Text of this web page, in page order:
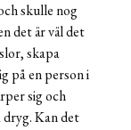
skulle nog
det är väl det
skapa
på en person i
sig och
Kan det